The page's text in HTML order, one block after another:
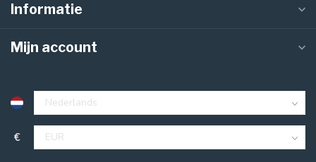
Informatie
Mijn account
€